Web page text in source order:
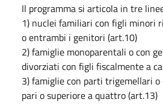
Il programma si articola in tre
1) nuclei familiari con figli minori
o entrambi i genitori (art.10)
2) famiglie monoparentali o con
divorziati con figli fiscalmente a
3) famiglie con parti trigemellari
pari o superiore a quattro (art.13)